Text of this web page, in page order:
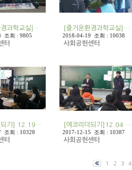
경과학교실]…
조회 : 9805
터
[즐거운환경과학교실]…
2018-04-19 조회 : 10038
사회공헌센터
되기] 12.19…
조회 : 10328
터
[에코리더되기]12.04 …
2017-12-15 조회 : 10387
사회공헌센터
1 2 3 4